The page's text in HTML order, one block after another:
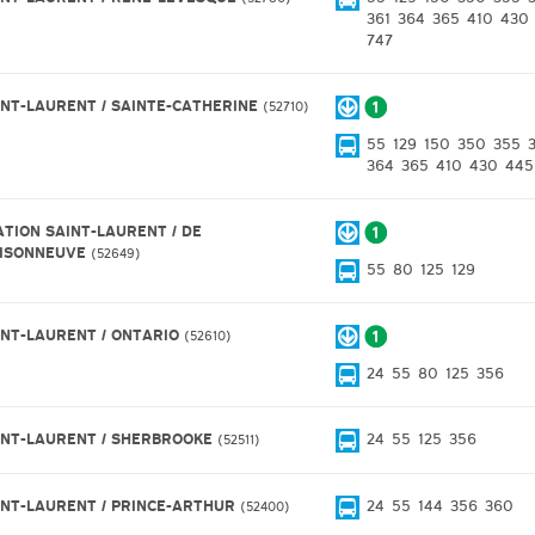
361 364 365 410 430
747
LAURENT / SAINTE-CATHERINE 52710
55 129 150 350 355
364 365 410 430 445
SAINT-LAURENT / DE
52649
55 80 125 129
LAURENT / ONTARIO 52610
24 55 80 125 356
LAURENT / SHERBROOKE 52511 24 55 125 356
LAURENT / PRINCE-ARTHUR 52400 24 55 144 356 360